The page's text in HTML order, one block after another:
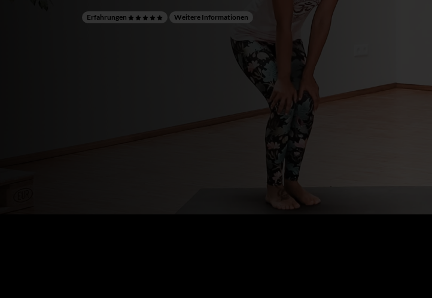
Erfahrungen Weitere Informationen